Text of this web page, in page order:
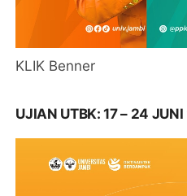
KLIK Benner
UJIAN UTBK: 17 – 24